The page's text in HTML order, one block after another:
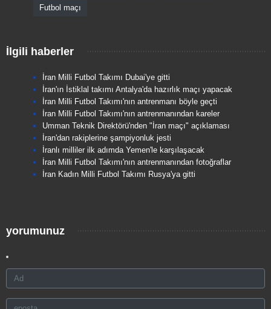
Futbol maçı
İlgili haberler
İran Milli Futbol Takımı Dubai'ye gitti
İran'ın İstiklal takımı Antalya'da hazırlık maçı yapacak
İran Milli Futbol Takımı'nın antrenmanı böyle geçti
İran Milli Futbol Takımı'nın antrenmanından kareler
Umman Teknik Direktörü'nden "İran maçı" açıklaması
İran'dan rakiplerine şampiyonluk jesti
İranlı milliler ilk adımda Yemen'le karşılaşacak
İran Milli Futbol Takımı'nın antrenmanından fotoğraflar
İran Kadın Milli Futbol Takımı Rusya'ya gitti
yorumunuz